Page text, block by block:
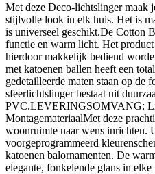
Met deze Deco-lichtslinger maak
stijlvolle look in elk huis. Het is
is universeel geschikt.De Cotton
functie en warm licht. Het
hierdoor makkelijk bediend
met katoenen ballen heeft een
gedetailleerde maten staan op
sfeerlichtslinger bestaat uit
PVC.LEVERINGSOMVANG:
MontagemateriaalMet deze
woonruimte naar wens inrichten.
voorgeprogrammeerd
katoenen balornamenten. De
elegante, fonkelende glans in